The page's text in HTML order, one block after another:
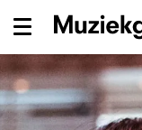
Menu